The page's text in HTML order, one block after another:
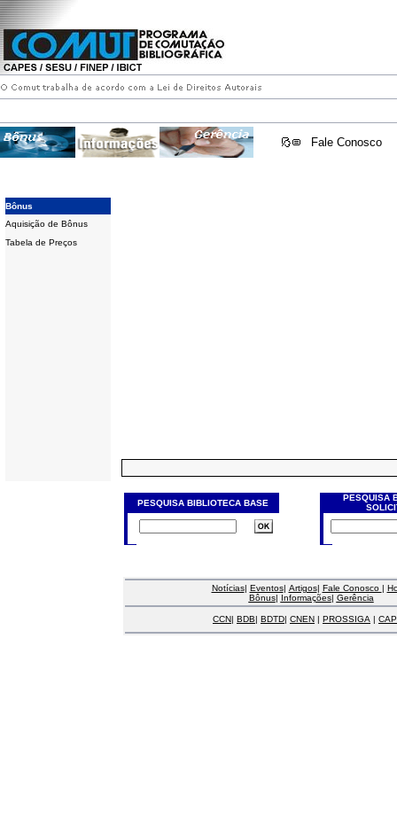
Fale Conosco
Bônus
Aquisição de Bônus
Tabela de Preços
PESQUISA BIBLIOTECA BASE
PESQUISA
Notícias| Eventos| Artigos| Fale Conosco |
Bônus| Informações| Gerência
CCN| BDB| BDTD| CNEN | PROSSIGA |